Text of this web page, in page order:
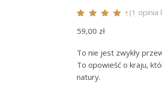
na 5 na
(1 opinia
59,00 zł
To nie jest zwykły
To opowieść o kraju,
natury.